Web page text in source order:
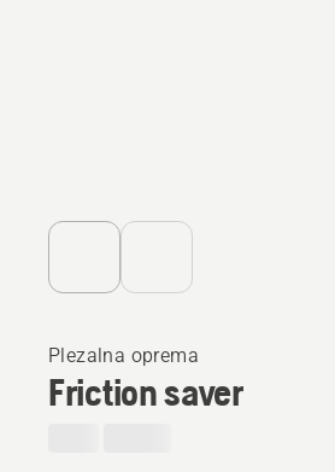
Plezalna oprema
Friction saver